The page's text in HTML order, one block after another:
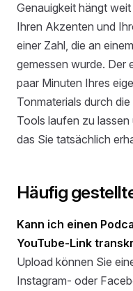
Genauigkeit hängt
Ihren Akzenten und
einer Zahl, die an
gemessen wurde. Der
paar Minuten Ihres
Tonmaterials durch
Tools laufen zu lassen
das Sie tatsächlich
Häufig
Kann ich einen
YouTube-Link
Upload können Sie
Instagram- oder